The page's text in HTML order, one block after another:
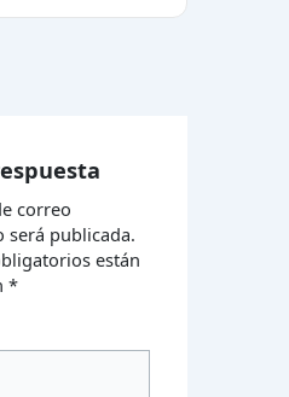
correo
será publicada.
están
*